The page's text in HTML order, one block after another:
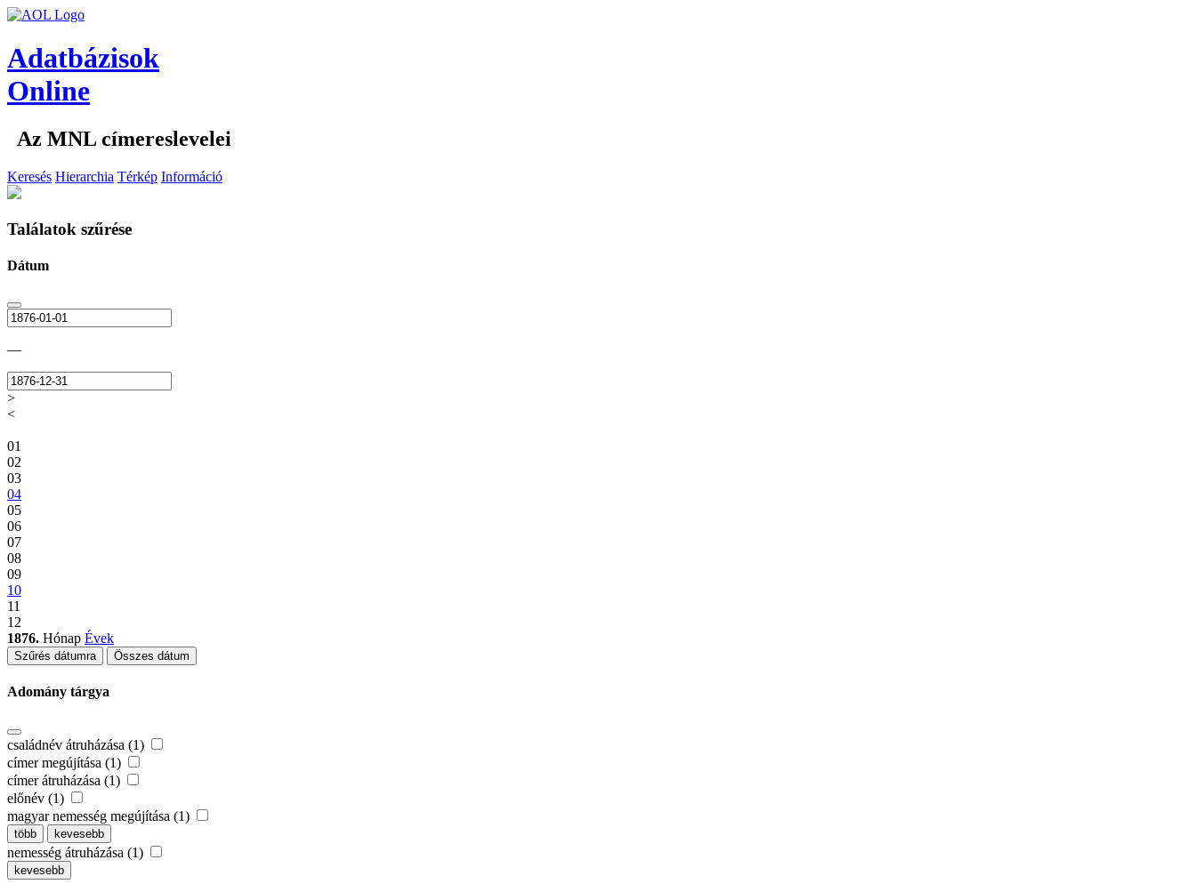
Adatbázisok
Online
Az MNL címereslevelei
Keresés Hierarchia Térkép Információ
Találatok szűrése
Dátum
—
>
<
01
02
03
04
05
06
07
08
09
10
11
12
1876. Hónap Évek
Szűrés dátumra Összes dátum
Adomány tárgya
családnév átruházása (1)
címer megújítása (1)
címer átruházása (1)
előnév (1)
magyar nemesség megújítása (1)
több kevesebb
nemesség átruházása (1)
kevesebb